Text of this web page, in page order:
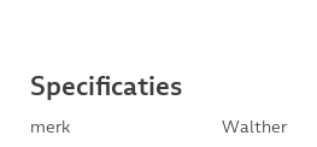
Specificaties
merk
Walther